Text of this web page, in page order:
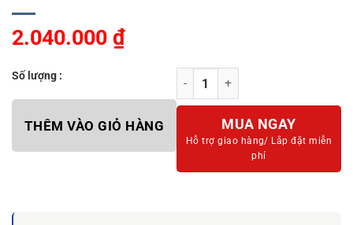
2.040.000 ₫
Số lượng : Kệ trang trí KTT23 số lượng
THÊM VÀO GIỎ HÀNG MUA NGAY
Hỗ trợ giao hàng/ Lắp đặt miễn
phí